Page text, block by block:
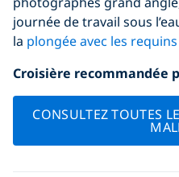
journée de travail sous
la plongée avec les requins
Croisière recommandée
CONSULTEZ TOUTES